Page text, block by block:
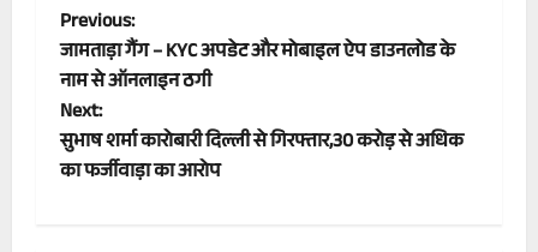
P
o
s
t
Previous:
जामताड़ा गैंग – KYC अपडेट और मोबाइल ऐप डाउनलोड के
नाम से ऑनलाइन ठगी
Next:
सुभाष शर्मा कारोबारी दिल्ली से गिरफ्तार,30 करोड़ से अधिक
का फर्जीवाड़ा का आरोप